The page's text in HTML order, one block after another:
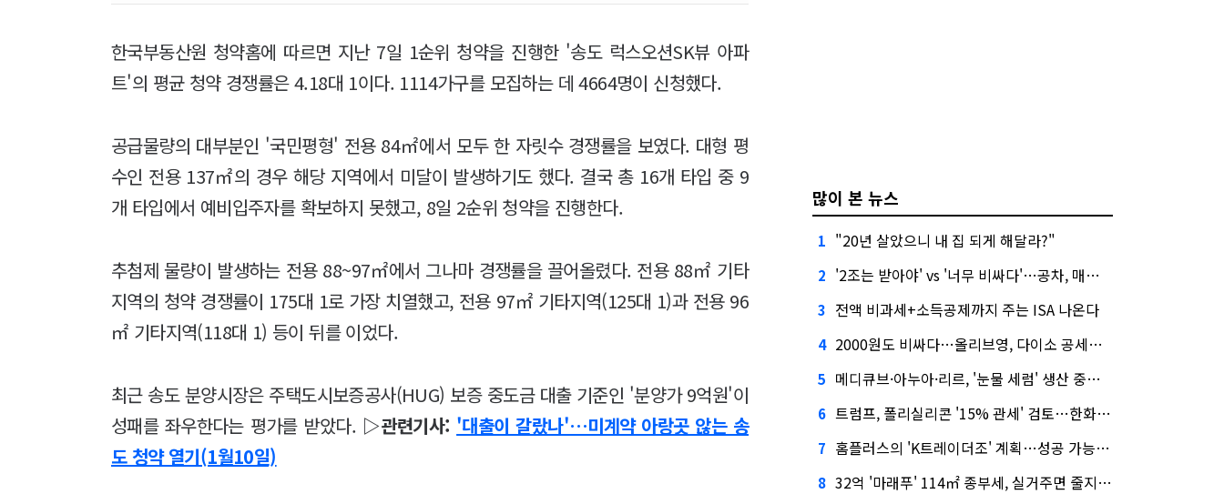
한국부동산원 청약홈에 따르면 지난 7일 1순위 청약을 진행한 '송도 럭스오션SK뷰 아파
트'의 평균 청약 경쟁률은 4.18대 1이다. 1114가구를 모집하는 데 4664명이 신청했다.
공급물량의 대부분인 '국민평형' 전용 84㎡에서 모두 한 자릿수 경쟁률을 보였다. 대형 평
수인 전용 137㎡의 경우 해당 지역에서 미달이 발생하기도 했다. 결국 총 16개 타입 중 9
개 타입에서 예비입주자를 확보하지 못했고, 8일 2순위 청약을 진행한다.
추첨제 물량이 발생하는 전용 88~97㎡에서 그나마 경쟁률을 끌어올렸다. 전용 88㎡ 기타
지역의 청약 경쟁률이 175대 1로 가장 치열했고, 전용 97㎡ 기타지역(125대 1)과 전용 96
㎡ 기타지역(118대 1) 등이 뒤를 이었다.
최근 송도 분양시장은 주택도시보증공사(HUG) 보증 중도금 대출 기준인 '분양가 9억원'이
성패를 좌우한다는 평가를 받았다. ▷관련기사: '대출이 갈랐나'…미계약 아랑곳 않는 송
도 청약 열기(1월10일)
많이 본 뉴스
1 "20년 살았으니 내 집 되게 해달라?"
2 '2조는 받아야' vs '너무 비싸다'…공차, 매각 성공할까
3 전액 비과세+소득공제까지 주는 ISA 나온다
4 2000원도 비싸다…올리브영, 다이소 공세에 '가성비'로 맞불
5 메디큐브·아누아·리르, '눈물 세럼' 생산 중단한다
6 트럼프, 폴리실리콘 '15% 관세' 검토…한화큐셀·OCI 영향은?
7 홈플러스의 'K트레이더조' 계획…성공 가능성은 '글쎄'
8 32억 '마래푸' 114㎡ 종부세, 실거주면 줄지만 안 살면 2.5배